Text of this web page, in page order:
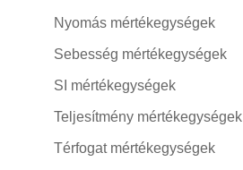
Nyomás mértékegységek
Sebesség mértékegységek
SI mértékegységek
Teljesítmény mértékegységek
Térfogat mértékegységek